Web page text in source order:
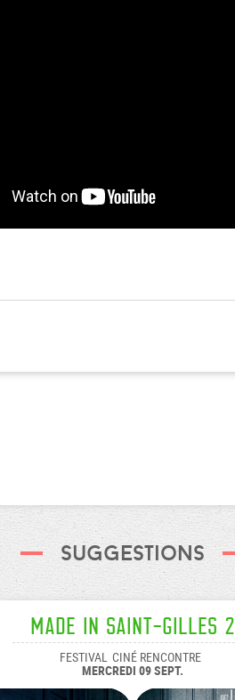
Suggestions
Made In Saint-Gilles 2
FESTIVAL CINÉ RENCONTRE
MERCREDI 09 SEPT.